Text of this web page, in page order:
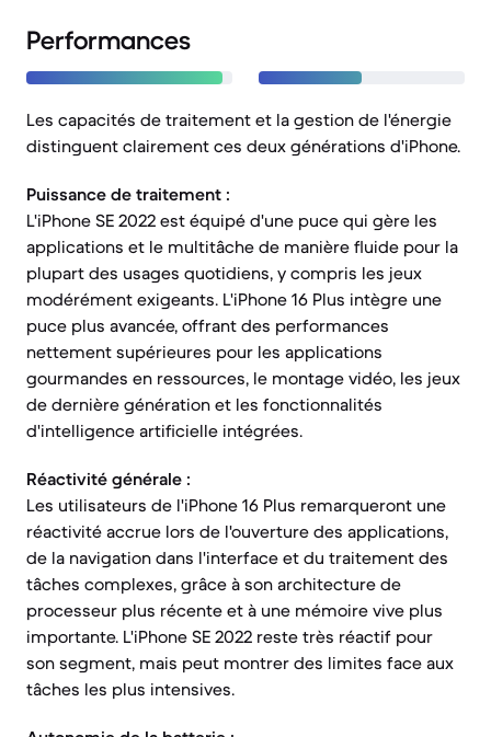
Performances
Les capacités de traitement et la gestion de l'énergie
distinguent clairement ces deux générations d'iPhone.
Puissance de traitement :
L'iPhone SE 2022 est équipé d'une puce qui gère les
applications et le multitâche de manière fluide pour la
plupart des usages quotidiens, y compris les jeux
modérément exigeants. L'iPhone 16 Plus intègre une
puce plus avancée, offrant des performances
nettement supérieures pour les applications
gourmandes en ressources, le montage vidéo, les jeux
de dernière génération et les fonctionnalités
d'intelligence artificielle intégrées.
Réactivité générale :
Les utilisateurs de l'iPhone 16 Plus remarqueront une
réactivité accrue lors de l'ouverture des applications,
de la navigation dans l'interface et du traitement des
tâches complexes, grâce à son architecture de
processeur plus récente et à une mémoire vive plus
importante. L'iPhone SE 2022 reste très réactif pour
son segment, mais peut montrer des limites face aux
tâches les plus intensives.